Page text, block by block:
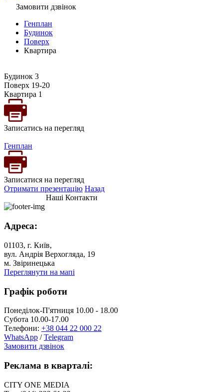
Замовити дзвінок
Генплан
Будинок
Поверх
Квартира
Будинок 3
Поверх 19-20
Квартира 1
Записатись на перегляд
Генплан
Записатися на перегляд
Отримати презентацію Назад
Наші Контакти
Адреса:
01103, г. Київ,
вул. Андрія Верхогляда, 19
м. Звіринецька
Переглянути на мапі
Графік роботи
Понеділок-П'ятниця 10.00 - 18.00
Субота 10.00-17.00
Телефони: +38 044 22 000 22
WhatsApp /Telegram
Замовити дзвінок
Реклама в кварталі:
CITY ONE MEDIA